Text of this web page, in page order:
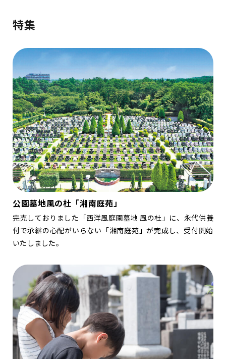
特集
公園墓地風の杜「湘南庭苑」
完売しておりました「西洋風庭園墓地 風の杜」に、永代供養
付で承継の心配がいらない「湘南庭苑」が完成し、受付開始
いたしました。